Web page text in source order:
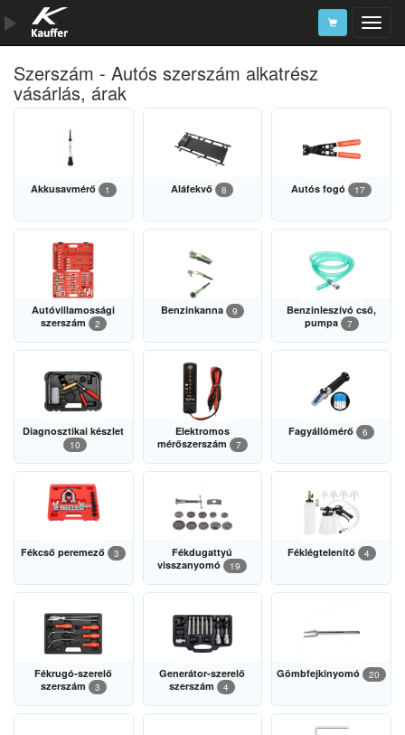
Szerszámkatalógus
Kosár
Alkatrészek
Szerszám - Autós szerszám alkatrész
vásárlás, árak
Akkusavmérő 1 Aláfekvő 8 Autós fogó 17
Autóvillamossági
szerszám
2
Benzinkanna 9
Benzinleszívó cső,
pumpa
7
Diagnosztikai készlet
10
Elektromos
mérőszerszám
7
Fagyállómérő 6
Fékcső peremező 3
Fékdugattyú
visszanyomó
19
Féklégtelenítő 4
Fékrugó-szerelő
szerszám
3
Generátor-szerelő
szerszám
4
Gömbfejkinyomó 20